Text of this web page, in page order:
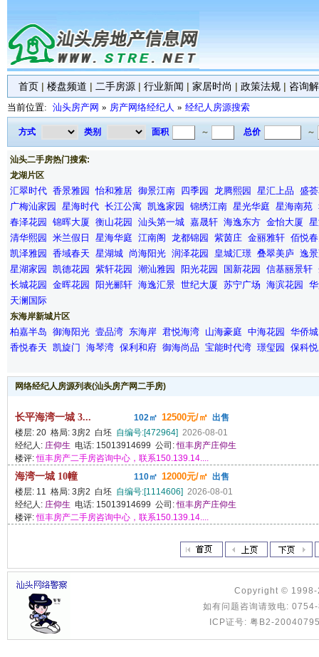
首页 | 楼盘频道 | 二手房源 | 行业新闻 | 家居时尚 | 政策法规 | 咨询
当前位置: 汕头房产网 » 房产网络经纪人 » 经纪人房源搜索
方式 类别 面积 ～ 总价 ～
汕头二手房热门搜索:
龙湖片区
汇翠时代 香景雅园 怡和雅居 御景江南 四季园 龙腾熙园 星汇上品 盛
广梅汕家园
星海时代 长江公寓 凯逸家园 锦绣江南 星光华庭 星海南苑
春泽花园
锦晖大厦 衡山花园 汕头第一城 嘉晟轩 海逸东方 金怡大厦
清华熙园
米兰假日 星海华庭 江南阁 龙都锦园 紫茵庄 金丽雅轩 佰悦
凯泽雅园
香域春天 星湖城 尚海阳光 润泽花园 皇城汇璟 叠翠美庐 逸
星湖家园
凯德花园 紫轩花园 潮汕雅园 阳光花园 国新花园 信基丽景轩
长城花园
金晖花园 阳光郦轩 海逸汇景 世纪大厦 苏宁广场 海滨花园
天澜国际
东海岸新城片区
柏嘉半岛 御海阳光 壹品湾 东海岸 君悦海湾 山海豪庭 中海花园
华侨城
香悦春天 凯旋门 海琴湾 保利和府 御海尚品 宝能时代湾 璟玺园 保科
网络经纪人房源列表(汕头房产网二手房)
长平海湾一城 3... 102㎡ 12500元/㎡ 出售
楼层: 20 格局: 3房2 白坯 自编号:[472964] 2026-08-01
经纪人: 庄仰生 电话: 15013914699 公司:恒丰房产庄仰生
楼评:恒丰房产二手房咨询中心，联系150.139.14....
海湾一城 10幢 110㎡ 12000元/㎡ 出售
楼层: 11 格局: 3房2 白坯 自编号:[1114606] 2026-08-01
经纪人: 庄仰生 电话: 15013914699 公司:恒丰房产庄仰生
楼评:恒丰房产二手房咨询中心，联系150.139.14....
Copyright ©
如有问题咨询请致电:
ICP证号: 粤B2-